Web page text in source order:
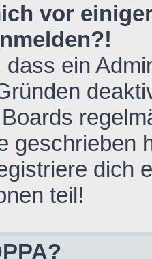
vor
ein
geschrieben
dich
teil!